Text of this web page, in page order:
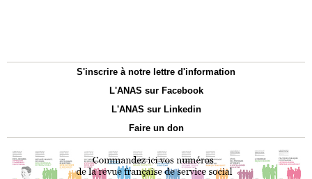
S'inscrire à notre lettre d'information
L'ANAS sur Facebook
L'ANAS sur Linkedin
Faire un don